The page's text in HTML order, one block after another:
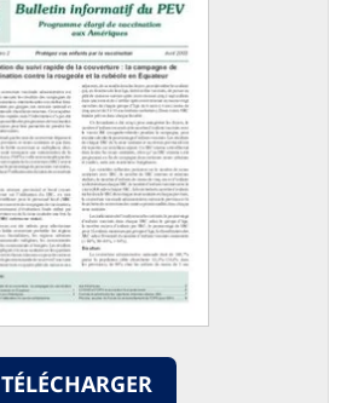
TÉLÉCHARGER